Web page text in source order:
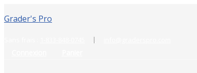
Grader's Pro
|